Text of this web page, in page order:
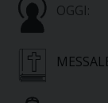
OGGI: